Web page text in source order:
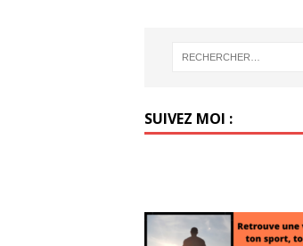
SUIVEZ MOI :